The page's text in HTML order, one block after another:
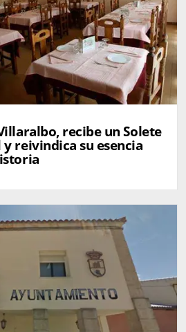
recibe un Solete
y reivindica su esencia